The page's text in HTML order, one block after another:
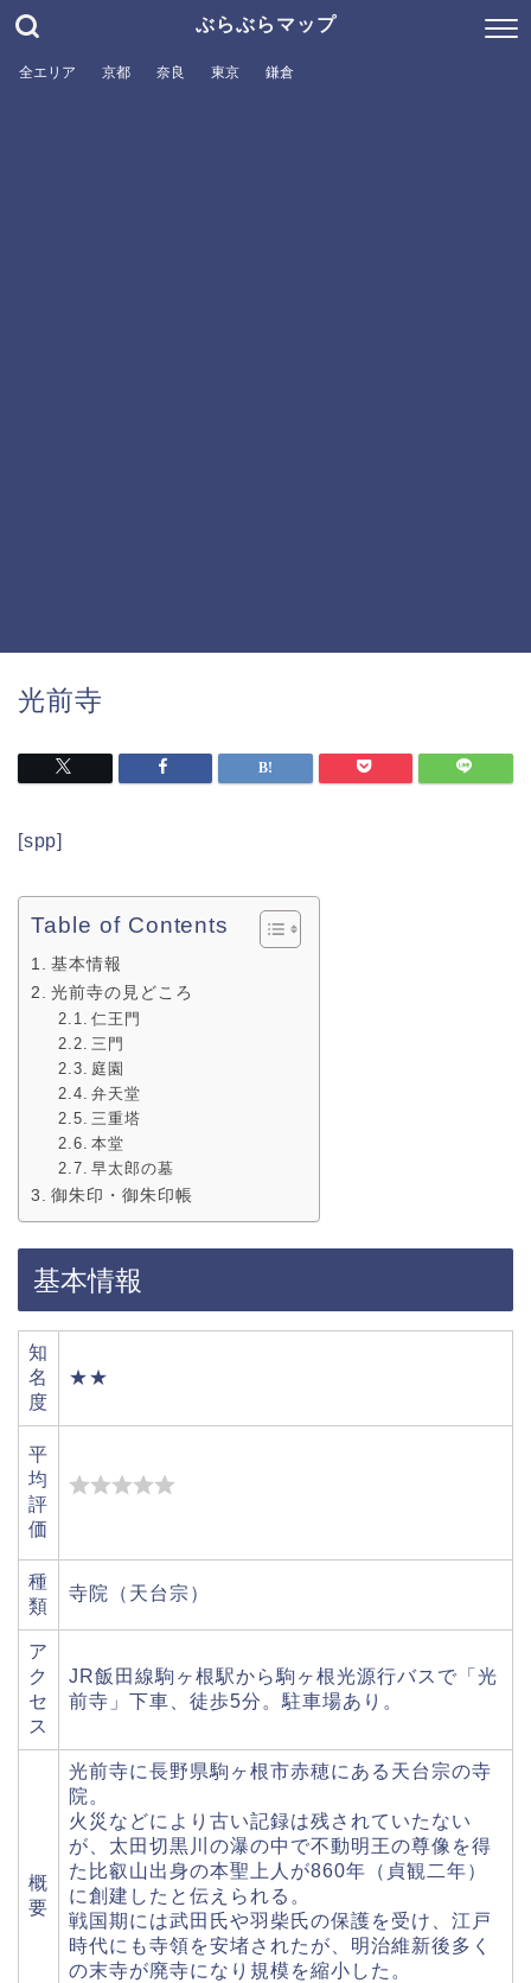
ぶらぶらマップ
全エリア 京都 奈良 東京 鎌倉
光前寺
[spp]
Table of Contents
基本情報
光前寺の見どころ
仁王門
三門
庭園
弁天堂
三重塔
本堂
早太郎の墓
御朱印・御朱印帳
基本情報
知
名
度
★★
平
均
評
価
種
類
寺院（天台宗）
ア
ク
セ
ス
JR飯田線駒ヶ根駅から駒ヶ根光源行バスで「光
前寺」下車、徒歩5分。駐車場あり。
概
要
光前寺に長野県駒ヶ根市赤穂にある天台宗の寺
院。
火災などにより古い記録は残されていたない
が、太田切黒川の瀑の中で不動明王の尊像を得
た比叡山出身の本聖上人が860年（貞観二年）
に創建したと伝えられる。
戦国期には武田氏や羽柴氏の保護を受け、江戸
時代にも寺領を安堵されたが、明治維新後多く
の末寺が廃寺になり規模を縮小した。